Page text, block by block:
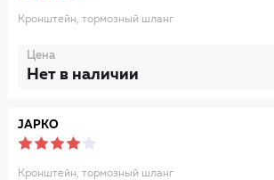
Кронштейн, тормозный шланг
Цена
Нет в наличии
JAPKO
Кронштейн, тормозный шланг